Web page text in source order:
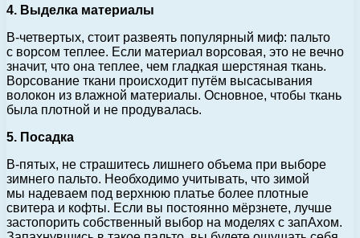
4. Выделка материалы
В-четвертых, стоит развеять популярный миф: пальто
с ворсом теплее. Если материал ворсовая, это не вечно
значит, что она теплее, чем гладкая шерстяная ткань.
Ворсование ткани происходит путём высасывания
волокон из влажной материалы. Основное, чтобы ткань
была плотной и не продувалась.
5. Посадка
В-пятых, не страшитесь лишнего объема при выборе
зимнего пальто. Необходимо учитывать, что зимой
мы надеваем под верхнюю платье более плотные
свитера и кофты. Если вы постоянно мёрзнете, лучше
застопорить собственный выбор на моделях с запАхом.